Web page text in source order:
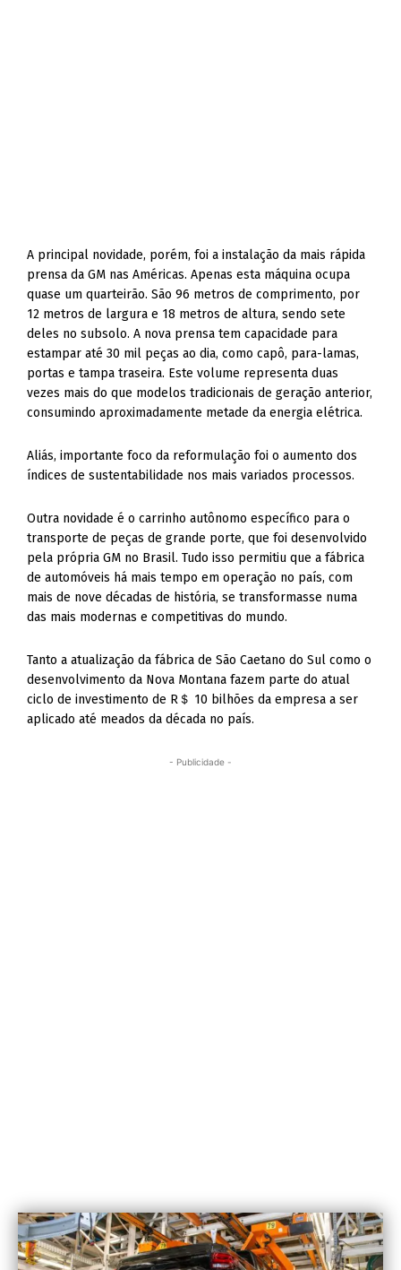
A principal novidade, porém, foi a instalação da mais rápida
prensa da GM nas Américas. Apenas esta máquina ocupa
quase um quarteirão. São 96 metros de comprimento, por
12 metros de largura e 18 metros de altura, sendo sete
deles no subsolo. A nova prensa tem capacidade para
estampar até 30 mil peças ao dia, como capô, para-lamas,
portas e tampa traseira. Este volume representa duas
vezes mais do que modelos tradicionais de geração anterior,
consumindo aproximadamente metade da energia elétrica.
Aliás, importante foco da reformulação foi o aumento dos
índices de sustentabilidade nos mais variados processos.
Outra novidade é o carrinho autônomo específico para o
transporte de peças de grande porte, que foi desenvolvido
pela própria GM no Brasil. Tudo isso permitiu que a fábrica
de automóveis há mais tempo em operação no país, com
mais de nove décadas de história, se transformasse numa
das mais modernas e competitivas do mundo.
Tanto a atualização da fábrica de São Caetano do Sul como o
desenvolvimento da Nova Montana fazem parte do atual
ciclo de investimento de R＄ 10 bilhões da empresa a ser
aplicado até meados da década no país.
- Publicidade -